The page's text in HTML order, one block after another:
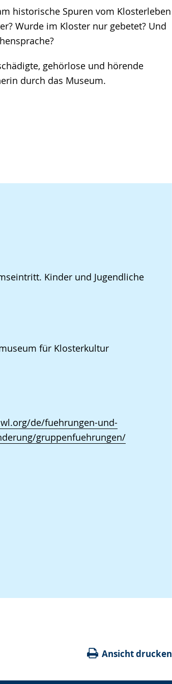
historische Spuren vom Klosterleben
Wurde im Kloster nur gebetet? Und
gehörlose und hörende
durch das Museum.
Kinder und Jugendliche
für Klosterkultur
de/fuehrungen-und-
gruppenfuehrungen/
Ansicht drucken